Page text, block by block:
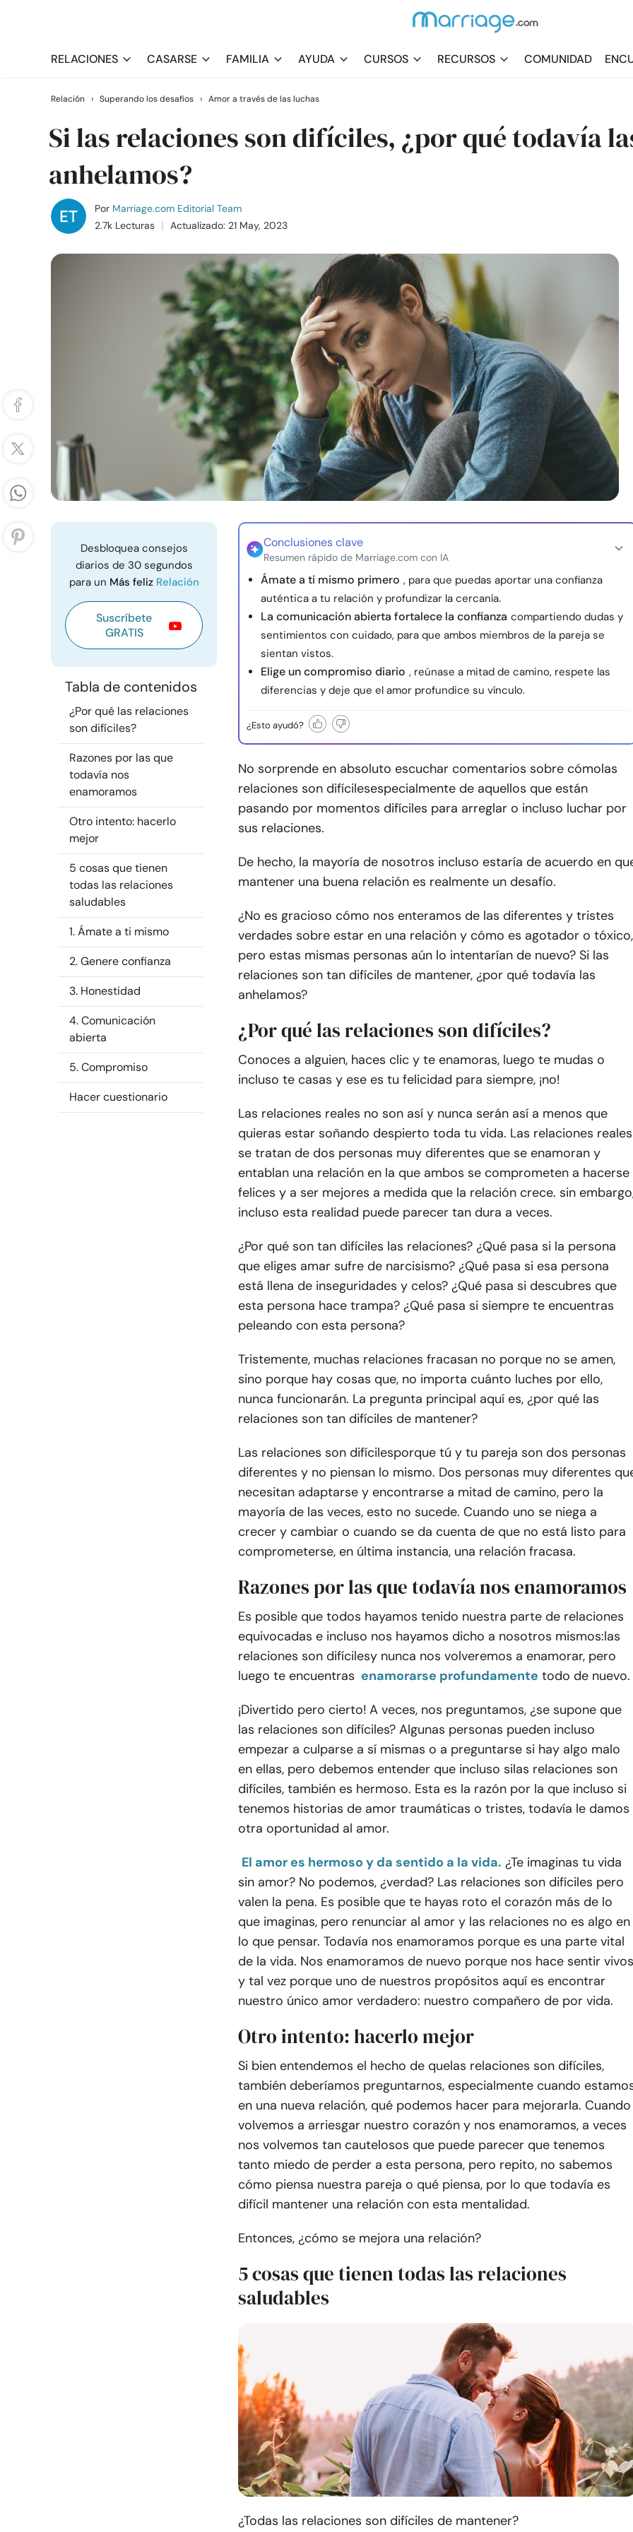
RELACIONES CASARSE FAMILIA AYUDA CURSOS RECURSOS COMUNIDAD
Relación › Superando los desafíos › Amor a través de las luchas
Si las relaciones son difíciles, ¿por qué todavía
anhelamos?
Por Marriage.com Editorial Team
2.7k Lecturas
Actualizado: 21 May, 2023
Desbloquea consejos
diarios de 30 segundos
para un Más feliz Relación
Suscríbete
GRATIS
Tabla de contenidos
¿Por qué las relaciones
son difíciles?
Razones por las que
todavía nos
enamoramos
Otro intento: hacerlo
mejor
5 cosas que tienen
todas las relaciones
saludables
1. Ámate a ti mismo
2. Genere confianza
3. Honestidad
4. Comunicación
abierta
5. Compromiso
Hacer cuestionario
Conclusiones clave
Resumen rápido de Marriage.com con IA
Ámate a ti mismo primero , para que puedas aportar una confianza
auténtica a tu relación y profundizar la cercanía.
La comunicación abierta fortalece la confianza compartiendo dudas y
sentimientos con cuidado, para que ambos miembros de la pareja se
sientan vistos.
Elige un compromiso diario , reúnase a mitad de camino, respete las
diferencias y deje que el amor profundice su vínculo.
¿Esto ayudó?
No sorprende en absoluto escuchar comentarios sobre cómolas
relaciones son difícilesespecialmente de aquellos que están
pasando por momentos difíciles para arreglar o incluso luchar por
sus relaciones.
De hecho, la mayoría de nosotros incluso estaría de acuerdo en
mantener una buena relación es realmente un desafío.
¿No es gracioso cómo nos enteramos de las diferentes y tristes
verdades sobre estar en una relación y cómo es agotador o tóxico,
pero estas mismas personas aún lo intentarían de nuevo? Si las
relaciones son tan difíciles de mantener, ¿por qué todavía las
anhelamos?
¿Por qué las relaciones son difíciles?
Conoces a alguien, haces clic y te enamoras, luego te mudas o
incluso te casas y ese es tu felicidad para siempre, ¡no!
Las relaciones reales no son así y nunca serán así a menos que
quieras estar soñando despierto toda tu vida. Las relaciones reales
se tratan de dos personas muy diferentes que se enamoran y
entablan una relación en la que ambos se comprometen a hacerse
felices y a ser mejores a medida que la relación crece. sin
incluso esta realidad puede parecer tan dura a veces.
¿Por qué son tan difíciles las relaciones? ¿Qué pasa si la persona
que eliges amar sufre de narcisismo? ¿Qué pasa si esa persona
está llena de inseguridades y celos? ¿Qué pasa si descubres que
esta persona hace trampa? ¿Qué pasa si siempre te encuentras
peleando con esta persona?
Tristemente, muchas relaciones fracasan no porque no se amen,
sino porque hay cosas que, no importa cuánto luches por ello,
nunca funcionarán. La pregunta principal aquí es, ¿por qué las
relaciones son tan difíciles de mantener?
Las relaciones son difícilesporque tú y tu pareja son dos personas
diferentes y no piensan lo mismo. Dos personas muy diferentes
necesitan adaptarse y encontrarse a mitad de camino, pero la
mayoría de las veces, esto no sucede. Cuando uno se niega a
crecer y cambiar o cuando se da cuenta de que no está listo para
comprometerse, en última instancia, una relación fracasa.
Razones por las que todavía nos enamoramos
Es posible que todos hayamos tenido nuestra parte de relaciones
equivocadas e incluso nos hayamos dicho a nosotros mismos:las
relaciones son difícilesy nunca nos volveremos a enamorar, pero
luego te encuentras enamorarse profundamente todo de nuevo.
¡Divertido pero cierto! A veces, nos preguntamos, ¿se supone que
las relaciones son difíciles? Algunas personas pueden incluso
empezar a culparse a sí mismas o a preguntarse si hay algo malo
en ellas, pero debemos entender que incluso silas relaciones son
difíciles, también es hermoso. Esta es la razón por la que incluso si
tenemos historias de amor traumáticas o tristes, todavía le damos
otra oportunidad al amor.
El amor es hermoso y da sentido a la vida. ¿Te imaginas tu vida
sin amor? No podemos, ¿verdad? Las relaciones son difíciles pero
valen la pena. Es posible que te hayas roto el corazón más de lo
que imaginas, pero renunciar al amor y las relaciones no es algo en
lo que pensar. Todavía nos enamoramos porque es una parte vital
de la vida. Nos enamoramos de nuevo porque nos hace sentir vivos
y tal vez porque uno de nuestros propósitos aquí es encontrar
nuestro único amor verdadero: nuestro compañero de por vida.
Otro intento: hacerlo mejor
Si bien entendemos el hecho de quelas relaciones son difíciles,
también deberíamos preguntarnos, especialmente cuando
en una nueva relación, qué podemos hacer para mejorarla. Cuando
volvemos a arriesgar nuestro corazón y nos enamoramos, a veces
nos volvemos tan cautelosos que puede parecer que tenemos
tanto miedo de perder a esta persona, pero repito, no sabemos
cómo piensa nuestra pareja o qué piensa, por lo que todavía es
difícil mantener una relación con esta mentalidad.
Entonces, ¿cómo se mejora una relación?
5 cosas que tienen todas las relaciones
saludables
¿Todas las relaciones son difíciles de mantener?